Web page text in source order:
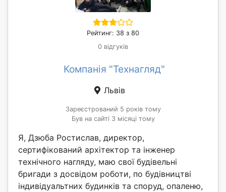
Рейтинг: 38 з 80
0 відгуків
Компанія "Технагляд"
Львів
Зареєстрований 5 років тому
Був на сайті 3 місяці тому
Я, Дзюба Ростислав, директор,
сертифікований архітектор та інженер
технічного нагляду, маю свої будівельні
бригади з досвідом роботи, по будівництві
індивідуальтних будинків та споруд, опаленю,